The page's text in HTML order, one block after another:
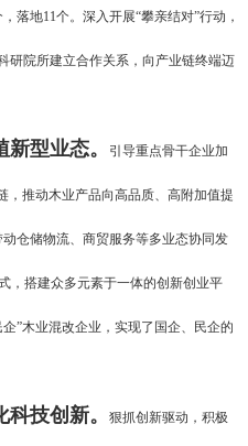
落地11个。深入开展“攀亲结对”行动，
研院所建立合作关系，向产业链终端迈
型业态。 引导重点骨干企业加
，推动木业产品向高品质、高附加值提
仓储物流、商贸服务等多业态协同发
，搭建众多元素于一体的创新创业平
”木业混改企业，实现了国企、民企的
技创新。 狠抓创新驱动，积极